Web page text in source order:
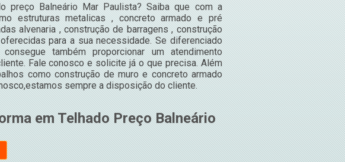
preço Balneário Mar Paulista? Saiba que com a
estruturas metalicas , concreto armado e pré
alvenaria , construção de barragens , construção
para a sua necessidade. Se diferenciado
também proporcionar um atendimento
Fale conosco e solicite já o que precisa. Além
como construção de muro e concreto armado
sempre a disposição do cliente.
em Telhado Preço Balneário